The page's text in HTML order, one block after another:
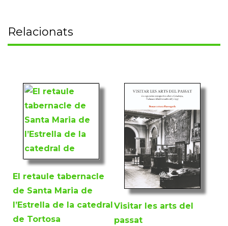
Relacionats
El retaule tabernacle
de Santa Maria de
l’Estrella de la catedral
de Tortosa
Visitar les arts del
passat